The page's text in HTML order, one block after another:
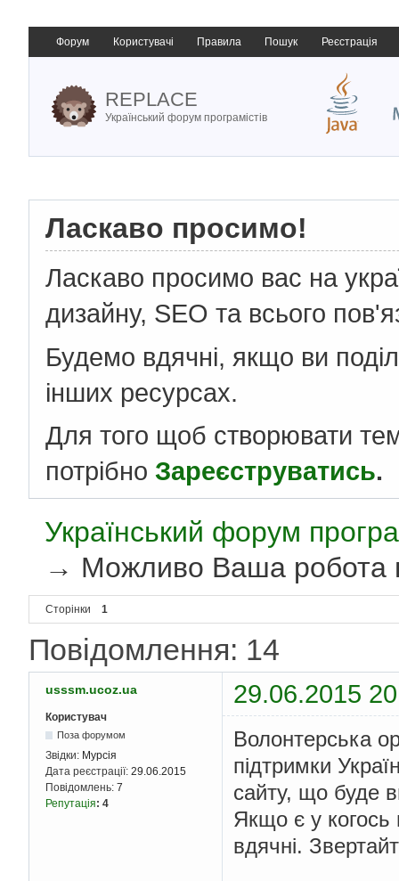
Форум Користувачі Правила Пошук Реєстрація
REPLACE
Український форум програмістів
Ласкаво просимо!
Ласкаво просимо вас на
дизайну, SEO та всього
Будемо вдячні, якщо ви
інших ресурсах.
Для того щоб створювати
потрібно Зареєструватись.
Український форум
→ Можливо Ваша робота
Сторінки 1
Повідомлення: 14
usssm.ucoz.ua 29.06.2015
Користувач
Поза форумом
Звідки: Мурсія
Дата реєстрації: 29.06.2015
Повідомлень: 7
Репутація: 4
Волонтерська
підтримки
сайту, що буде
Якщо є у когось
вдячні.